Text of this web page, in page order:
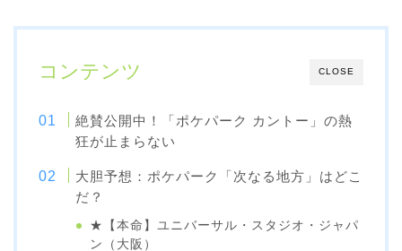
CLOSE
コンテンツ
絶賛公開中！「ポケパーク カントー」の熱
狂が止まらない
大胆予想：ポケパーク「次なる地方」はどこ
だ？
★【本命】ユニバーサル・スタジオ・ジャパ
ン（大阪）